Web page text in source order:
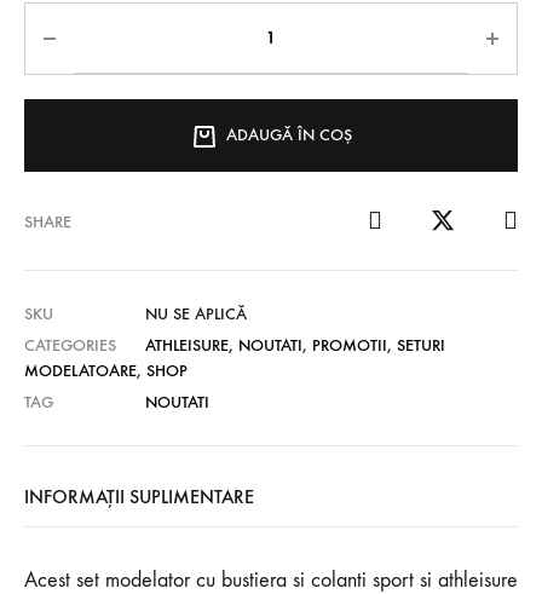
ADAUGĂ ÎN COȘ
SHARE
SKU
NU SE APLICĂ
CATEGORIES
ATHLEISURE, NOUTATI, PROMOTII, SETURI
MODELATOARE, SHOP
TAG
NOUTATI
INFORMAȚII SUPLIMENTARE
Acest set modelator cu bustiera si colanti sport si athleisure